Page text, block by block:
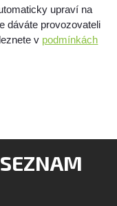
upraví na
dáváte provozovateli
v podmínkách